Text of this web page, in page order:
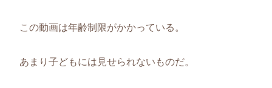
この動画は年齢制限がかかっている。
あまり子どもには見せられないものだ。